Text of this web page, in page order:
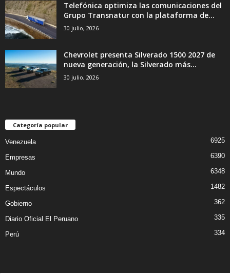
Telefónica optimiza las comunicaciones del
Grupo Transnatur con la plataforma de...
30 julio, 2026
Chevrolet presenta Silverado 1500 2027 de
nueva generación, la Silverado más...
30 julio, 2026
Categoría popular
Venezuela 6925
Empresas 6390
Mundo 6348
Espectáculos 1482
Gobierno 362
Diario Oficial El Peruano 335
Perú 334